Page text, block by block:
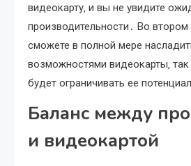
видеокарту‚ и вы не увидите
производительности․ Во втором
сможете в полной мере
возможностями видеокарты‚
будет ограничивать ее
Баланс между
и видеокартой